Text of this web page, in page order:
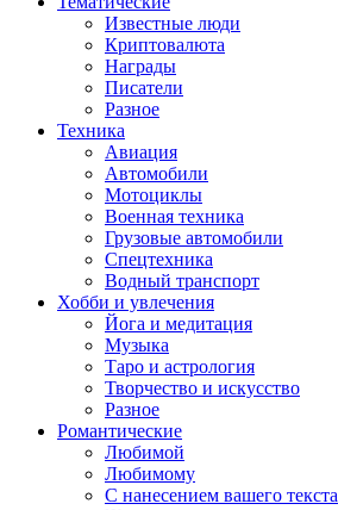
Известные люди
Криптовалюта
Награды
Писатели
Разное
Техника
Авиация
Автомобили
Мотоциклы
Военная техника
Грузовые автомобили
Спецтехника
Водный транспорт
Хобби и увлечения
Йога и медитация
Музыка
Таро и астрология
Творчество и искусство
Разное
Романтические
Любимой
Любимому
С нанесением вашего текста